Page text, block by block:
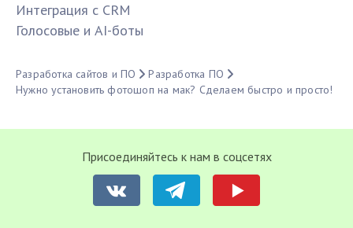
Интеграция с CRM
Голосовые и AI-боты
Разработка сайтов и ПО
Разработка ПО
Нужно установить фотошоп на мак? Сделаем быстро и просто!
Присоединяйтесь к нам в соцсетях